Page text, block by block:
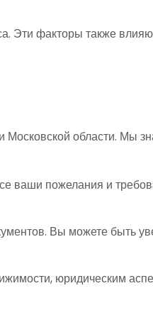
Эти факторы также
области. Мы
ваши пожелания и
Вы можете быть
юридическим